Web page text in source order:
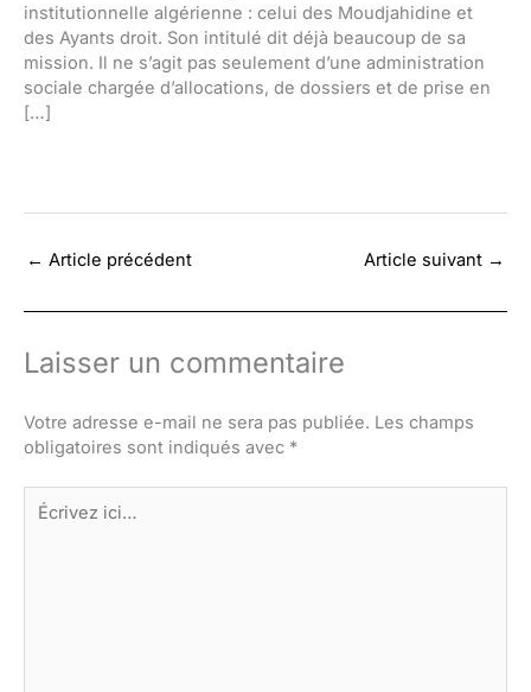
institutionnelle algérienne : celui des Moudjahidine et
des Ayants droit. Son intitulé dit déjà beaucoup de sa
mission. Il ne s’agit pas seulement d’une administration
sociale chargée d’allocations, de dossiers et de prise en
[…]
← Article précédent Article suivant →
Laisser un commentaire
Votre adresse e-mail ne sera pas publiée. Les champs
obligatoires sont indiqués avec *
ici…